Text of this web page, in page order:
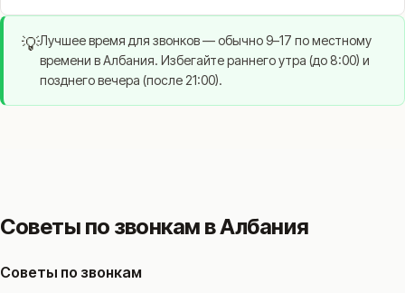
💡Лучшее время для звонков — обычно 9–17 по местному
времени в Албания. Избегайте раннего утра (до 8:00) и
позднего вечера (после 21:00).
Советы по звонкам в Албания
Советы по звонкам